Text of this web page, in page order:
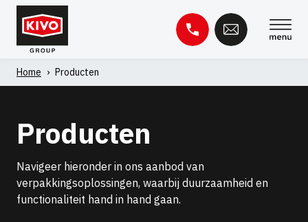
Overslaan
Zoeken
Kennisbank Contact
Home › Producten
Producten
Navigeer hieronder in ons aanbod van
verpakkingsoplossingen, waarbij duurzaamheid en
functionaliteit hand in hand gaan.